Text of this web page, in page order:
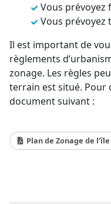
Vous prévoyez
Vous prévoyez
Il est important de
règlements
zonage. Les règles
terrain est situé. Pour
document suivant :
Plan de Zonage de